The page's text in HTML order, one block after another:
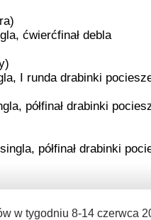
ćwierćfinał debla
I runda drabinki
półfinał drabinki
półfinał drabinki
w tygodniu 8-14 czerwca